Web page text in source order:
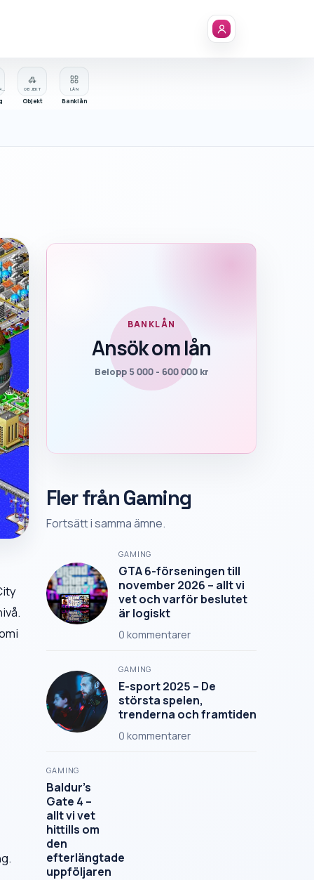
OBJEKT
Objekt
LÅN
Banklån
BANKLÅN
Ansök om lån
Belopp 5 000 - 600 000 kr
Fler från Gaming
Fortsätt i samma ämne.
GAMING
GTA 6-förseningen till
november 2026 – allt vi
vet och varför beslutet
är logiskt
0 kommentarer
GAMING
E-sport 2025 – De
största spelen,
trenderna och framtiden
0 kommentarer
GAMING
Baldur’s
Gate 4 –
allt vi vet
hittills om
den
efterlängtade
uppföljaren